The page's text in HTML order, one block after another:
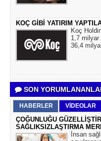
KOÇ GİBİ YATIRIM
Koç
1,7 milyar
36,4
SON
HABERLER VİDEOLAR
ÇOĞUNLUĞU
SAĞLIKSIZLAŞTIRMA
İnsan